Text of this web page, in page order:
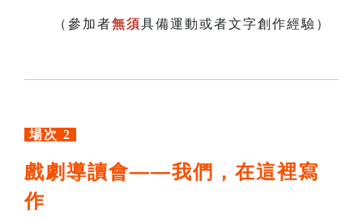
（參加者無須具備運動或者文字創作經驗）
場次 2
戲劇導讀會——我們，在這裡寫
作